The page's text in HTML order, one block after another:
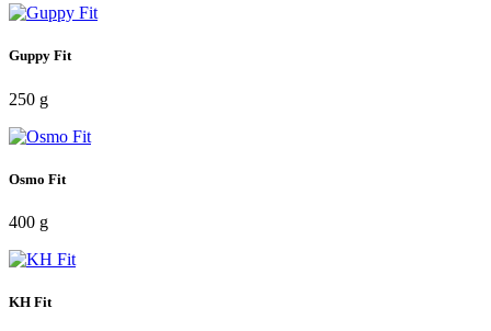
Guppy Fit
250 g
Osmo Fit
400 g
KH Fit